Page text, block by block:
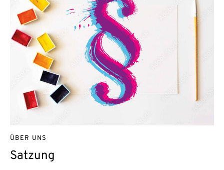
Satzung
ÜBER UNS